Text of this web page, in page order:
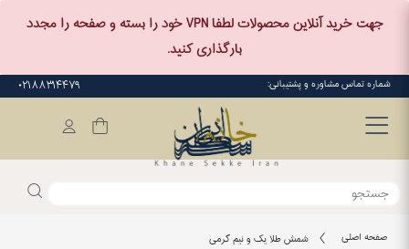
جهت خرید آنلاین محصولات لطفا VPN خود را بسته و صفحه را مجدد
بارگذاری کنید.
شماره تماس مشاوره و پشتیبانی: ۰۲۱۸۸۳۱۴۴۷۹
صفحه اصلی شمش طلا یک و نیم گرمی